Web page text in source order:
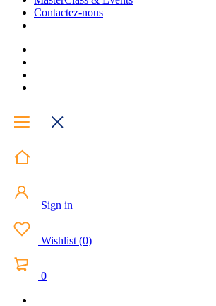
Contactez-nous
Sign in
Wishlist (0)
0